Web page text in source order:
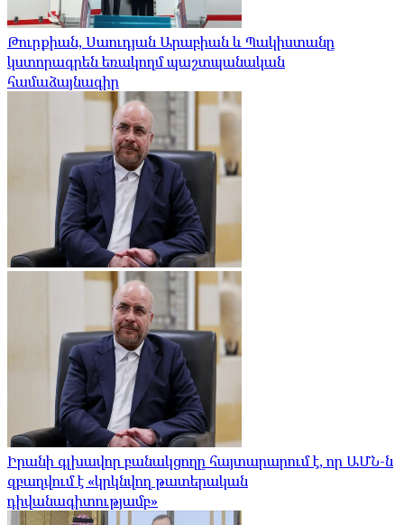
Թուրքիան, Սաուդյան Արաբիան և Պակիստանը
կստորագրեն եռակողմ պաշտպանական
համաձայնագիր
Իրանի գլխավոր բանակցողը հայտարարում է, որ ԱՄՆ-ն
զբաղվում է «կրկնվող թատերական
դիվանագիտությամբ»